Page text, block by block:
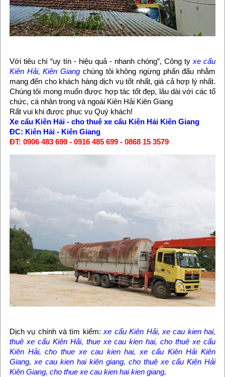
Với tiêu chí “uy tín - hiệu quả - nhanh chóng”, Công tyxe cẩu
Kiên Hải, Kiên Giang chúng tôi không ngừng phấn đấu nhằm
mang đến cho khách hàng dịch vụ tốt nhất, giá cả hợp lý nhất.
Chúng tôi mong muốn được hợp tác tốt đẹp, lâu dài với các tổ
chức, cá nhân trong và ngoài Kiên Hải Kiên Giang
Rất vui khi được phục vụ Quý khách!
Xe cẩu Kiên Hải- cho thuê xe cẩu Kiên Hải Kiên Giang
ĐC: Kiên Hải - Kiên Giang
ĐT: 0906 483 699 - 0916 485 699 - 0868 15 3579
Dịch vụ chính và tìm kiếm:xe cẩu Kiên Hải, xe cau kien hai,
thuê xe cẩu Kiên Hải, thue xe cau kien hai,cho thuê xe cẩu
Kiên Hải,cho thue xe cau kien hai,xe cẩu Kiên Hải Kiên
Giang, xe cau kien hai kiên giang,cho thuê xe cẩu Kiên Hải
Kiên Giang, cho thue xe cau kien hai kien giang,